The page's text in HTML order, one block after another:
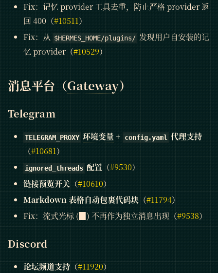
Fix：记忆 provider 工具去重，防止严格 provider 返
回 400（#10511）
Fix：从 $HERMES_HOME/plugins/ 发现用户自安装的记
忆 provider（#10529）
消息平台（Gateway）
Telegram
TELEGRAM_PROXY 环境变量 + config.yaml 代理支持
（#10681）
ignored_threads 配置 （#9530）
链接预览开关 （#10610）
Markdown 表格自动包裹代码块 （#11794）
Fix：流式光标 (▉) 不再作为独立消息出现（#9538）
Discord
论坛频道支持 （#11920）